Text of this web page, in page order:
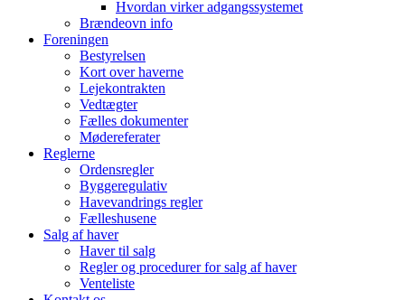
Hvordan virker adgangssystemet
Brændeovn info
Foreningen
Bestyrelsen
Kort over haverne
Lejekontrakten
Vedtægter
Fælles dokumenter
Mødereferater
Reglerne
Ordensregler
Byggeregulativ
Havevandrings regler
Fælleshusene
Salg af haver
Haver til salg
Regler og procedurer for salg af haver
Venteliste